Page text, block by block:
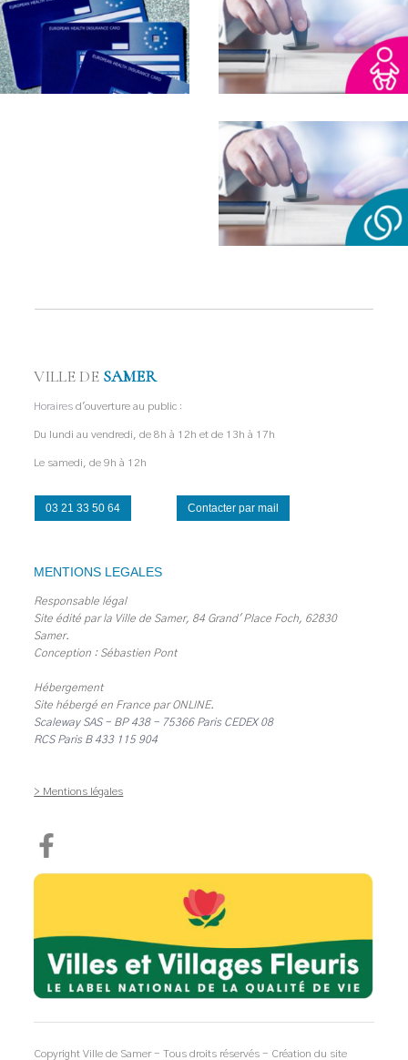
VILLE DE SAMER
Horaires d'ouverture au public :
Du lundi au vendredi, de 8h à 12h et de 13h à 17h
Le samedi, de 9h à 12h
03 21 33 50 64 Contacter par mail
MENTIONS LEGALES
Responsable légal
Site édité par la Ville de Samer, 84 Grand' Place Foch, 62830
Samer.
Conception : Sébastien Pont
Hébergement
Site hébergé en France parONLINE.
Scaleway SAS - BP 438 - 75366 Paris CEDEX 08
RCS Paris B 433 115 904
> Mentions légales
Copyright Ville de Samer - Tous droits réservés - Création du site